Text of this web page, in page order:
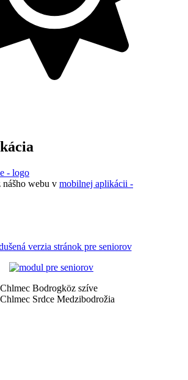
nášho webu v mobilnej aplikácii -
verzia stránok pre seniorov
Bodrogköz szíve
Srdce Medzibodrožia